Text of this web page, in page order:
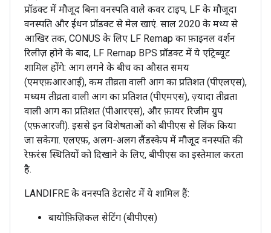
प्रॉडक्ट में मौजूद बिना वनस्पति वाले कवर टाइप, LF के मौजूदा
वनस्पति और ईंधन प्रॉडक्ट से मेल खाएं. साल 2020 के मध्य से
आखिर तक, CONUS के लिए LF Remap का फ़ाइनल वर्शन
रिलीज़ होने के बाद, LF Remap BPS प्रॉडक्ट में ये एट्रिब्यूट
शामिल होंगे: आग लगने के बीच का औसत समय
(एमएफ़आरआई), कम तीव्रता वाली आग का प्रतिशत (पीएलएस),
मध्यम तीव्रता वाली आग का प्रतिशत (पीएमएस), ज़्यादा तीव्रता
वाली आग का प्रतिशत (पीआरएस), और फ़ायर रिजीम ग्रुप
(एफ़आरजी). इससे इन विशेषताओं को बीपीएस से लिंक किया
जा सकेगा. एलएफ़, अलग-अलग लैंडस्केप में मौजूद वनस्पति की
रेफ़रंस स्थितियों को दिखाने के लिए, बीपीएस का इस्तेमाल करता
है.
LANDIFRE के वनस्पति डेटासेट में ये शामिल हैं:
बायोफ़िज़िकल सेटिंग (बीपीएस)